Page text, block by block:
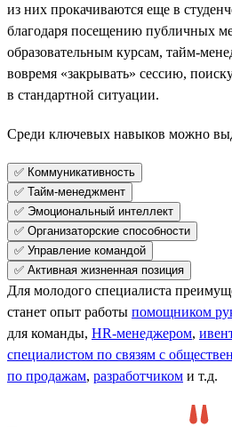
из них прокачиваются еще в
благодаря посещению публичных
образовательным курсам, тайм-
вовремя «закрывать» сессию,
в стандартной ситуации.
Среди ключевых навыков можно
✅ Коммуникативность
✅ Тайм-менеджмент
✅ Эмоциональный интеллект
✅ Организаторские способности
✅ Управление командой
✅ Активная жизненная позиция
Для молодого специалиста
станет опыт работы помощником
для команды, HR-менеджером,
специалистом по связям с
по продажам, разработчиком и т.д.